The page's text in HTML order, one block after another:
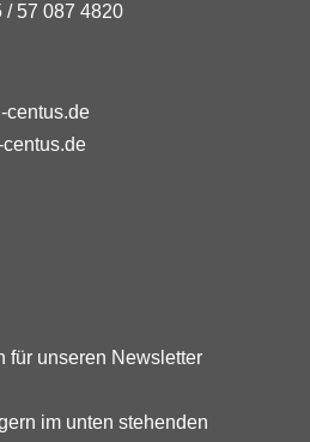
/ 57 087 4820
centus.de
für unseren Newsletter
im unten stehenden